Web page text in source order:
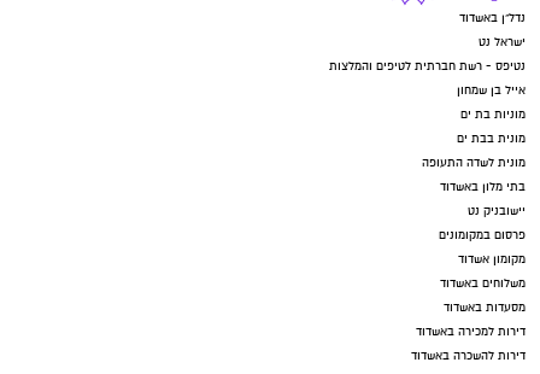
נדל"ן באשדוד
ישראל נט
נטיפס - רשת חברתית לטיפים והמלצות
אייל בן שמחון
מוניות בת ים
מונית בבת ים
מונית לשדה התעופה
בתי מלון באשדוד
יישובניק נט
פרסום במקומונים
מקומון אשדוד
משלוחים באשדוד
מסעדות באשדוד
דירות למכירה באשדוד
דירות להשכרה באשדוד